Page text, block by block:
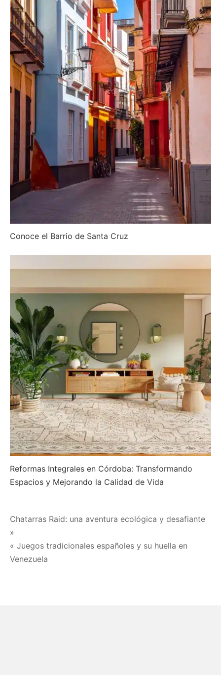
Conoce el Barrio de Santa Cruz
Reformas Integrales en Córdoba: Transformando
Espacios y Mejorando la Calidad de Vida
Navegación
de
entradas
Chatarras Raid: una aventura ecológica y desafiante
»
« Juegos tradicionales españoles y su huella en
Venezuela